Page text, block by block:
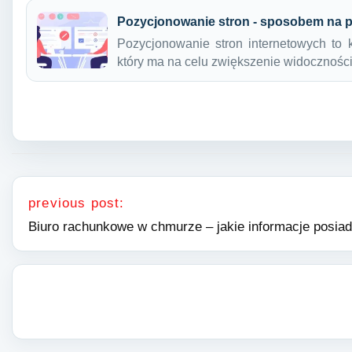
Pozycjonowanie stron - sposobem na
Pozycjonowanie stron internetowych to
który ma na celu zwiększenie
Nawigacja wpisu
previous post:
Biuro rachunkowe w chmurze – jakie informacje